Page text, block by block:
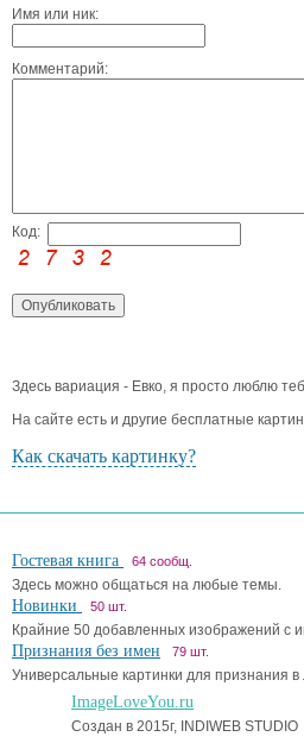
Имя или ник:
Комментарий:
Код:
Здесь вариация - Евко, я просто люблю
На сайте есть и другие бесплатные
Как скачать картинку?
Гостевая книга 64 сообщ.
Здесь можно общаться на любые темы.
Новинки 50 шт.
Крайние 50 добавленных изображений с
Признания без имен 79 шт.
Универсальные картинки для признания в
ImageLoveYou.ru
Создан в 2015г, INDIWEB STUDIO